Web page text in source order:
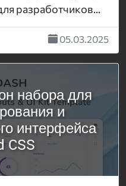
разработчиков...
05.03.2025
набора для
и
интерфейса
CSS